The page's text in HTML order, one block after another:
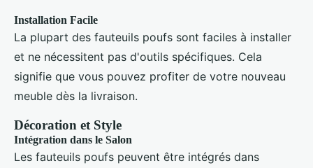
Installation Facile
La plupart des fauteuils poufs sont faciles à installer
et ne nécessitent pas d'outils spécifiques. Cela
signifie que vous pouvez profiter de votre nouveau
meuble dès la livraison.
Décoration et Style
Intégration dans le Salon
Les fauteuils poufs peuvent être intégrés dans